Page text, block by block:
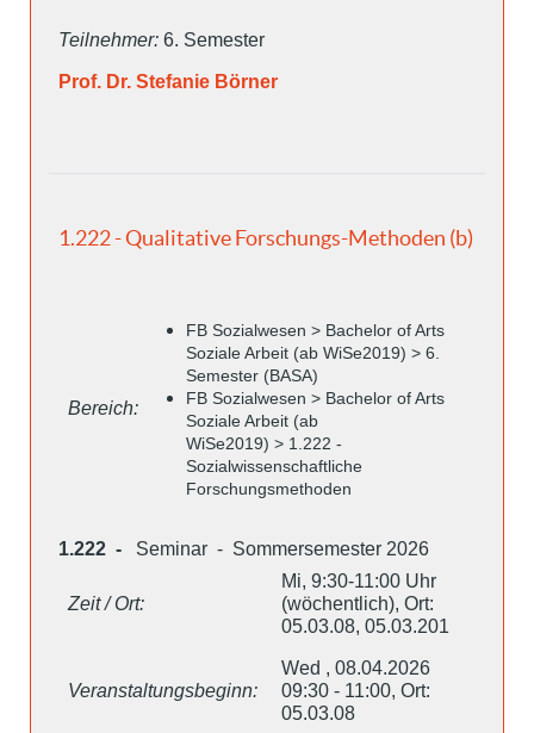
Teilnehmer: 6. Semester
Prof. Dr. Stefanie Börner
1.222 - Qualitative Forschungs-Methoden (b)
Bereich:
FB Sozialwesen > Bachelor of Arts
Soziale Arbeit (ab WiSe2019) > 6.
Semester (BASA)
FB Sozialwesen > Bachelor of Arts
Soziale Arbeit (ab
WiSe2019) > 1.222 -
Sozialwissenschaftliche
Forschungsmethoden
1.222 - Seminar - Sommersemester 2026
Zeit / Ort:
Mi, 9:30-11:00 Uhr
(wöchentlich), Ort:
05.03.08, 05.03.201
Veranstaltungsbeginn:
Wed , 08.04.2026
09:30 - 11:00, Ort:
05.03.08